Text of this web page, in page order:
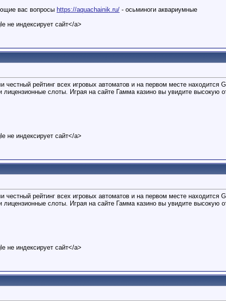
вас вопросы https://aquachainik.ru/ - осьминоги аквариумные
не индексирует сайт</a>
честный рейтинг всех игровых автоматов и на первом месте находится
слоты. Играя на сайте Гамма казино вы увидите высокую
не индексирует сайт</a>
честный рейтинг всех игровых автоматов и на первом месте находится
слоты. Играя на сайте Гамма казино вы увидите высокую
не индексирует сайт</a>